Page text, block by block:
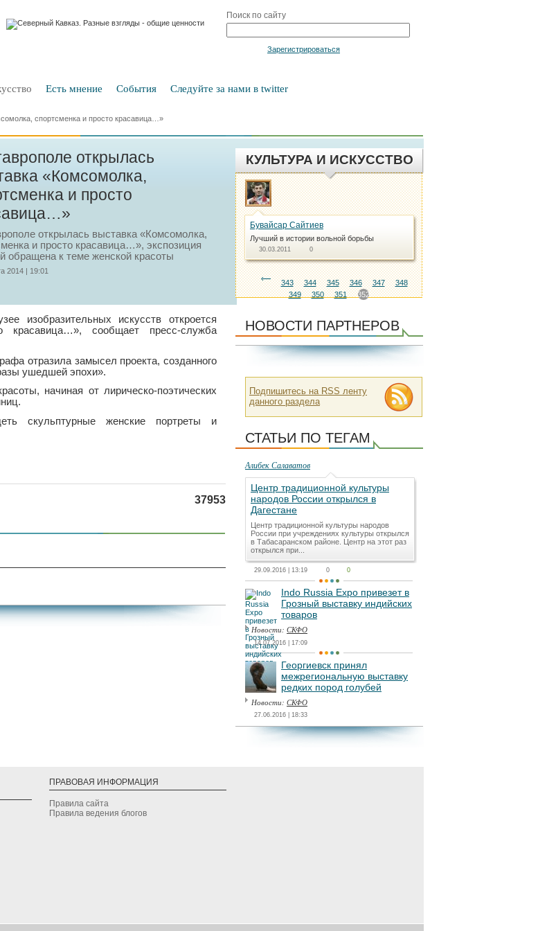
Поиск по сайту
Зарегистрироваться
Есть мнение События Следуйте за нами в twitter
спортсменка и просто красавица…»
открылась
«Комсомолка,
и просто
открылась выставка «Комсомолка,
и просто красавица…», экспозиция
обращена к теме женской красоты
2014 | 19:01
изобразительных искусств откроется
красавица…», сообщает пресс-служба
отразила замысел проекта, созданного
ушедшей эпохи».
начиная от лирическо-поэтических
скульптурные женские портреты и
37953
КУЛЬТУРА И ИСКУССТВО
Бувайсар Сайтиев
Лучший в истории вольной борьбы
30.03.2011 0
343 344 345 346 347
348
349
350 351 352
НОВОСТИ ПАРТНЕРОВ
Подпишитесь на RSS ленту
данного раздела
СТАТЬИ ПО ТЕГАМ
Алибек Салаватов
Центр традиционной культуры
народов России открылся в
Дагестане
Центр традиционной культуры народов
России при учреждениях культуры открылся
в Табасаранском районе. Центр на этот раз
открылся при...
29.09.2016 | 13:19 0 0
Indo Russia Expo привезет в
Грозный выставку индийских
товаров
Новости: СКФО
14.07.2016 | 17:09
Георгиевск принял
межрегиональную выставку
редких пород голубей
Новости: СКФО
27.06.2016 | 18:33
ПРАВОВАЯ ИНФОРМАЦИЯ
Правила сайта
Правила ведения блогов